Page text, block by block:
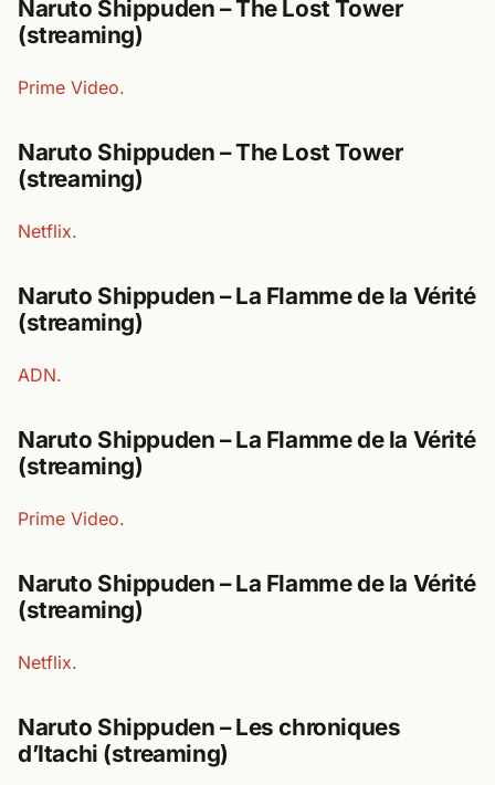
Naruto Shippuden – The Lost Tower
(streaming)
Prime Video.
Naruto Shippuden – The Lost Tower
(streaming)
Netflix.
Naruto Shippuden – La Flamme de la Vérité
(streaming)
ADN.
Naruto Shippuden – La Flamme de la Vérité
(streaming)
Prime Video.
Naruto Shippuden – La Flamme de la Vérité
(streaming)
Netflix.
Naruto Shippuden – Les chroniques
d’Itachi (streaming)